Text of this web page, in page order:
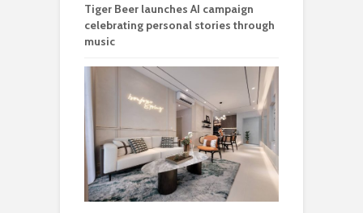
Tiger Beer launches AI campaign
celebrating personal stories through
music